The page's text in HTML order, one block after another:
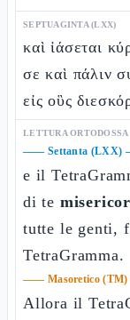
SEPTUAGINTA (LXX)
καὶ ἰάσεται
σε καὶ πάλιν
εἰς οὓς
LETTURA ORTODOSSA
—— Settanta (LXX)
e il
di te
tutte le genti,
TetraGramma.
—— Masoretico (TM)
Allora il